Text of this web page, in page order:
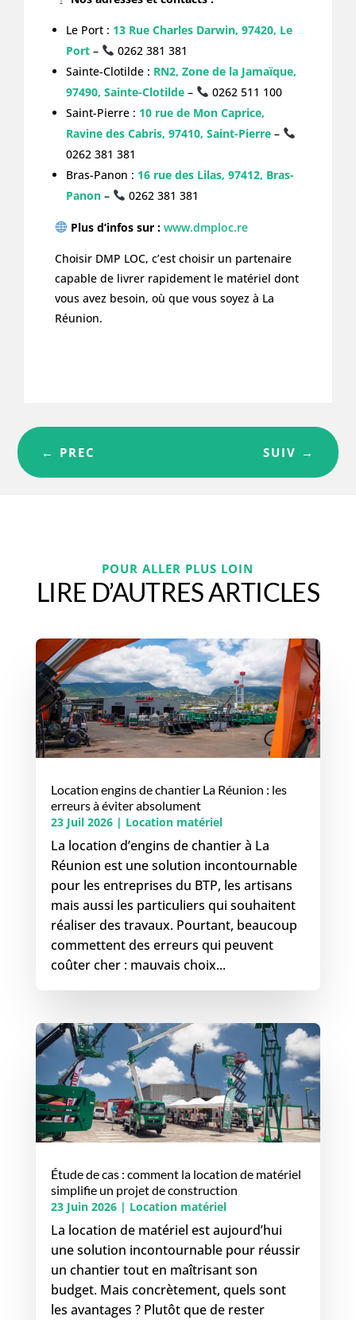
Le Port : 13 Rue Charles Darwin, 97420, Le
Port–
0262 381 381
Sainte-Clotilde : RN2, Zone de la Jamaïque,
97490, Sainte-Clotilde–
0262 511 100
Saint-Pierre : 10 rue de Mon Caprice,
Ravine des Cabris, 97410, Saint-Pierre–
0262 381 381
Bras-Panon : 16 rue des Lilas, 97412, Bras-
Panon– 0262 381 381
Plus d’infos sur : www.dmploc.re
Choisir DMP LOC, c’est choisir un partenaire
capable de livrer rapidement le matériel dont
vous avez besoin, où que vous soyez à La
Réunion.
← PREC SUIV →
POUR ALLER PLUS LOIN
LIRE D’AUTRES ARTICLES
Location engins de chantier La Réunion : les
erreurs à éviter absolument
23 Juil 2026| Location matériel
La location d’engins de chantier à La
Réunion est une solution incontournable
pour les entreprises du BTP, les artisans
mais aussi les particuliers qui souhaitent
réaliser des travaux. Pourtant, beaucoup
commettent des erreurs qui peuvent
coûter cher : mauvais choix...
Étude de cas : comment la location de matériel
simplifie un projet de construction
23 Juin 2026| Location matériel
La location de matériel est aujourd’hui
une solution incontournable pour réussir
un chantier tout en maîtrisant son
budget. Mais concrètement, quels sont
les avantages ? Plutôt que de rester